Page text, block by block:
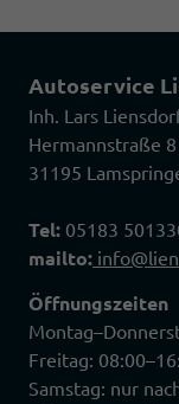
Autoservice
Inh. Lars
Hermannstraße 8
31195
Tel: 05183
mailto:
Öffnungszeiten
Freitag:
Samstag: nur